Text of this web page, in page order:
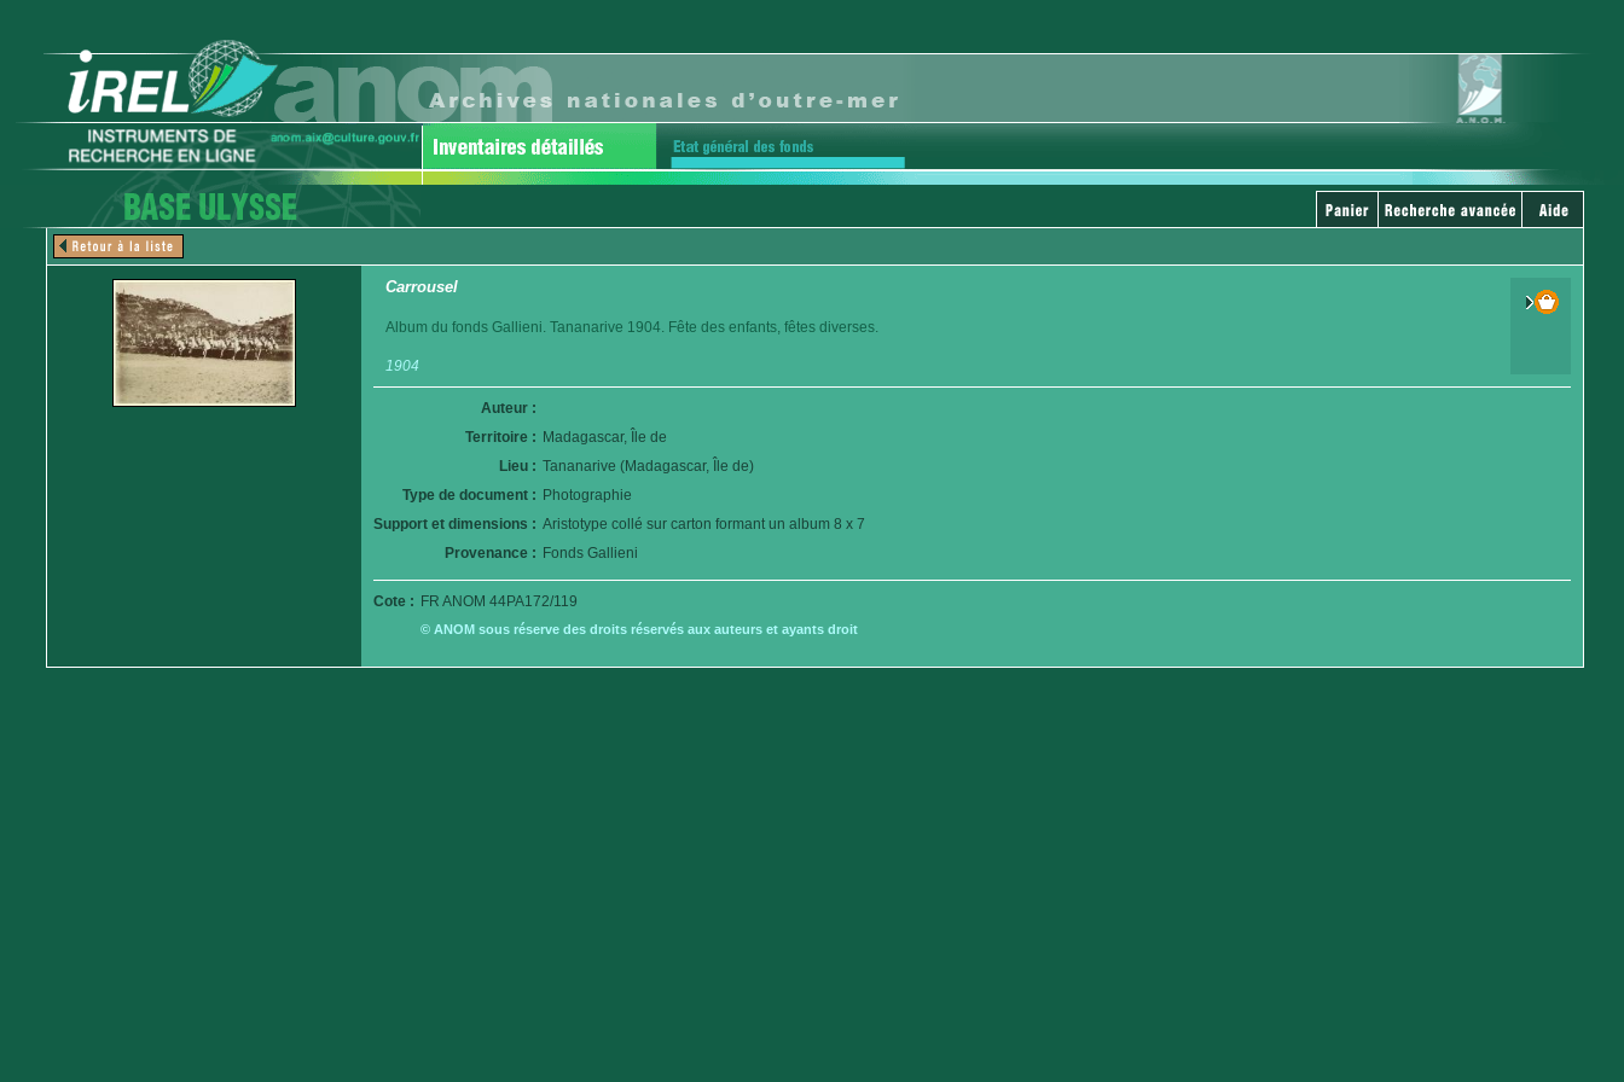
Carrousel
Album du fonds Gallieni. Tananarive 1904. Fête des enfants, fêtes diverses.
1904
Auteur :
Territoire : Madagascar, Île de
Lieu : Tananarive (Madagascar, Île de)
Type de document : Photographie
Support et dimensions : Aristotype collé sur carton formant un album 8 x 7
Provenance : Fonds Gallieni
Cote : FR ANOM 44PA172/119
© ANOM sous réserve des droits réservés aux auteurs et ayants droit